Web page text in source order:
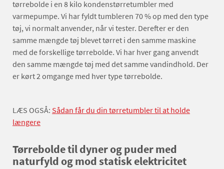
tørrebolde i en 8 kilo kondenstørretumbler med
varmepumpe. Vi har fyldt tumbleren 70 % op med den type
tøj, vi normalt anvender, når vi tester. Derefter er den
samme mængde tøj blevet tørret i den samme maskine
med de forskellige tørrebolde. Vi har hver gang anvendt
den samme mængde tøj med det samme vandindhold. Der
er kørt 2 omgange med hver type tørrebolde.
LÆS OGSÅ: Sådan får du din tørretumbler til at holde
længere
Tørrebolde til dyner og puder med
naturfyld og mod statisk elektricitet